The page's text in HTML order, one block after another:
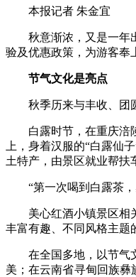
本报记者 朱金宜
秋意渐浓，又是一年出
验及优惠政策，为游客奉
节气文化是亮点
秋季历来与丰收、团圆
白露时节，在重庆涪陵
上，身着汉服的“白露仙
土特产，由景区就业帮扶
“第一次喝到白露茶，
美心红酒小镇景区相关
丰富有趣、不同风格主题
在全国多地，以节气文
美；在云南省寻甸回族彝